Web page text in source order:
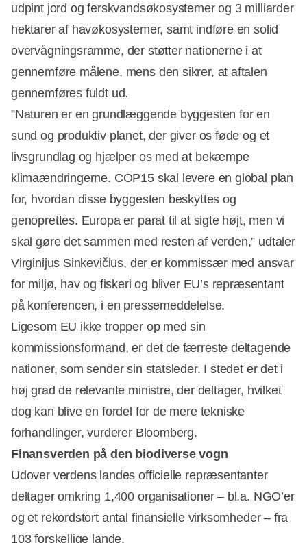
udpint jord og ferskvandsøkosystemer og 3 milliarder
hektarer af havøkosystemer, samt indføre en solid
overvågningsramme, der støtter nationerne i at
gennemføre målene, mens den sikrer, at aftalen
gennemføres fuldt ud.
”Naturen er en grundlæggende byggesten for en
sund og produktiv planet, der giver os føde og et
livsgrundlag og hjælper os med at bekæmpe
klimaændringerne. COP15 skal levere en global plan
for, hvordan disse byggesten beskyttes og
genoprettes. Europa er parat til at sigte højt, men vi
skal gøre det sammen med resten af verden,” udtaler
Virginijus Sinkevičius, der er kommissær med ansvar
for miljø, hav og fiskeri og bliver EU’s repræsentant
på konferencen, i en pressemeddelelse.
Ligesom EU ikke tropper op med sin
kommissionsformand, er det de færreste deltagende
nationer, som sender sin statsleder. I stedet er det i
høj grad de relevante ministre, der deltager, hvilket
dog kan blive en fordel for de mere tekniske
forhandlinger,vurderer Bloomberg.
Finansverden på den biodiverse vogn
Udover verdens landes officielle repræsentanter
deltager omkring 1,400 organisationer – bl.a. NGO’er
og et rekordstort antal finansielle virksomheder – fra
103 forskellige lande.